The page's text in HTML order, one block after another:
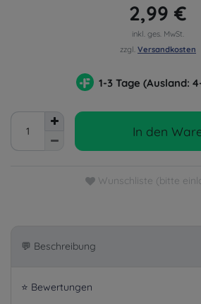
2,99 €
inkl. ges. MwSt.
zzgl. Versandkosten
1-3 Tage (Ausland:
In den
Wunschliste (bitte
💬 Beschreibung
⭐ Bewertungen